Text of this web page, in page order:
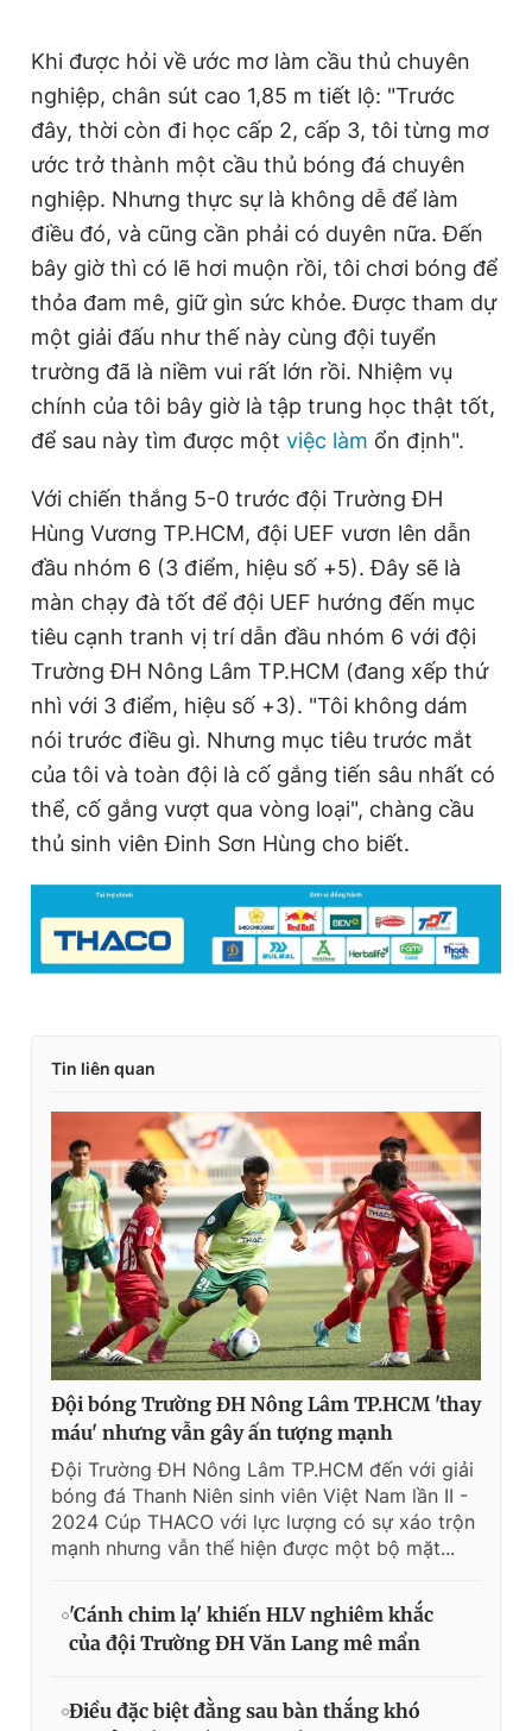
Khi được hỏi về ước mơ làm cầu thủ chuyên
nghiệp, chân sút cao 1,85 m tiết lộ: "Trước
đây, thời còn đi học cấp 2, cấp 3, tôi từng mơ
ước trở thành một cầu thủ bóng đá chuyên
nghiệp. Nhưng thực sự là không dễ để làm
điều đó, và cũng cần phải có duyên nữa. Đến
bây giờ thì có lẽ hơi muộn rồi, tôi chơi bóng để
thỏa đam mê, giữ gìn sức khỏe. Được tham dự
một giải đấu như thế này cùng đội tuyển
trường đã là niềm vui rất lớn rồi. Nhiệm vụ
chính của tôi bây giờ là tập trung học thật tốt,
để sau này tìm được một việc làm ổn định".
Với chiến thắng 5-0 trước đội Trường ĐH
Hùng Vương TP.HCM, đội UEF vươn lên dẫn
đầu nhóm 6 (3 điểm, hiệu số +5). Đây sẽ là
màn chạy đà tốt để đội UEF hướng đến mục
tiêu cạnh tranh vị trí dẫn đầu nhóm 6 với đội
Trường ĐH Nông Lâm TP.HCM (đang xếp thứ
nhì với 3 điểm, hiệu số +3). "Tôi không dám
nói trước điều gì. Nhưng mục tiêu trước mắt
của tôi và toàn đội là cố gắng tiến sâu nhất có
thể, cố gắng vượt qua vòng loại", chàng cầu
thủ sinh viên Đinh Sơn Hùng cho biết.
Tin liên quan
Đội bóng Trường ĐH Nông Lâm TP.HCM 'thay
máu' nhưng vẫn gây ấn tượng mạnh
Đội Trường ĐH Nông Lâm TP.HCM đến với giải
bóng đá Thanh Niên sinh viên Việt Nam lần II -
2024 Cúp THACO với lực lượng có sự xáo trộn
mạnh nhưng vẫn thể hiện được một bộ mặt...
'Cánh chim lạ' khiến HLV nghiêm khắc
của đội Trường ĐH Văn Lang mê mẩn
Điều đặc biệt đằng sau bàn thắng khó